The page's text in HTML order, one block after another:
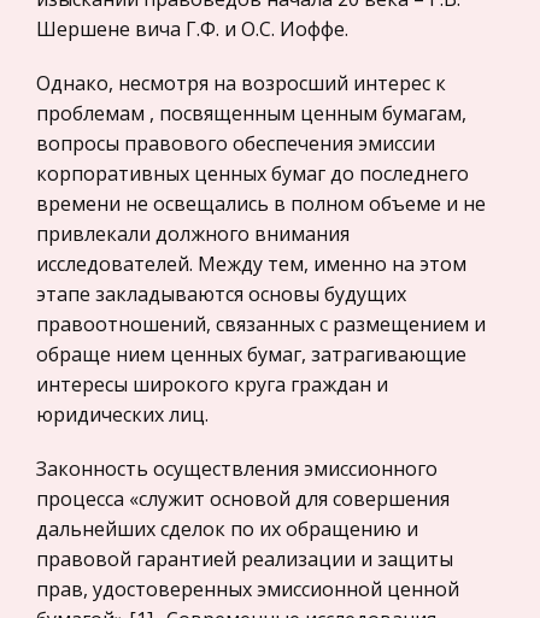
Прокурорский надзор
Административное право
Историческая личность
Банковское дело и кредитование
Архитектура
Искусство
Конституционное (государственное) право
Экономико-математическое
моделирование
Компьютеры и периферийные устройства
Астрономия
Программное обеспечение
Разное
Москва, с падением которой они связывали
Союза и окончание войны. Но Ленинг
Человек во Вселенной. Философская, научная и
религиозная картина мира
Исходным понятием, на базе которого строится
философская картина мира, является категория
бытия. Бытие – это самое широкое и самое
абстрактное понятие. Прежде всего термин
«быть» означает наличествов
Шершене вича Г.Ф. и О.С. Иоффе.
Однако, несмотря на возросший интерес к
проблемам , посвященным ценным бумагам,
вопросы правового обеспечения эмиссии
корпоративных ценных бумаг до последнего
времени не освещались в полном объеме и не
привлекали должного внимания
исследователей. Между тем, именно на этом
этапе закладываются основы будущих
правоотношений, связанных с размещением и
обраще нием ценных бумаг, затрагивающие
интересы широкого круга граждан и
юридических лиц.
Законность осуществления эмиссионного
процесса «служит основой для совершения
дальнейших сделок по их обращению и
правовой гарантией реализации и защиты
прав, удостоверенных эмиссионной ценной